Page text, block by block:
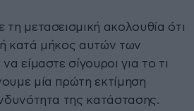
μετασεισμική ακολουθία ότι
κατά μήκος αυτών των
είμαστε σίγουροι για το τι
μία πρώτη εκτίμηση
της κατάστασης.